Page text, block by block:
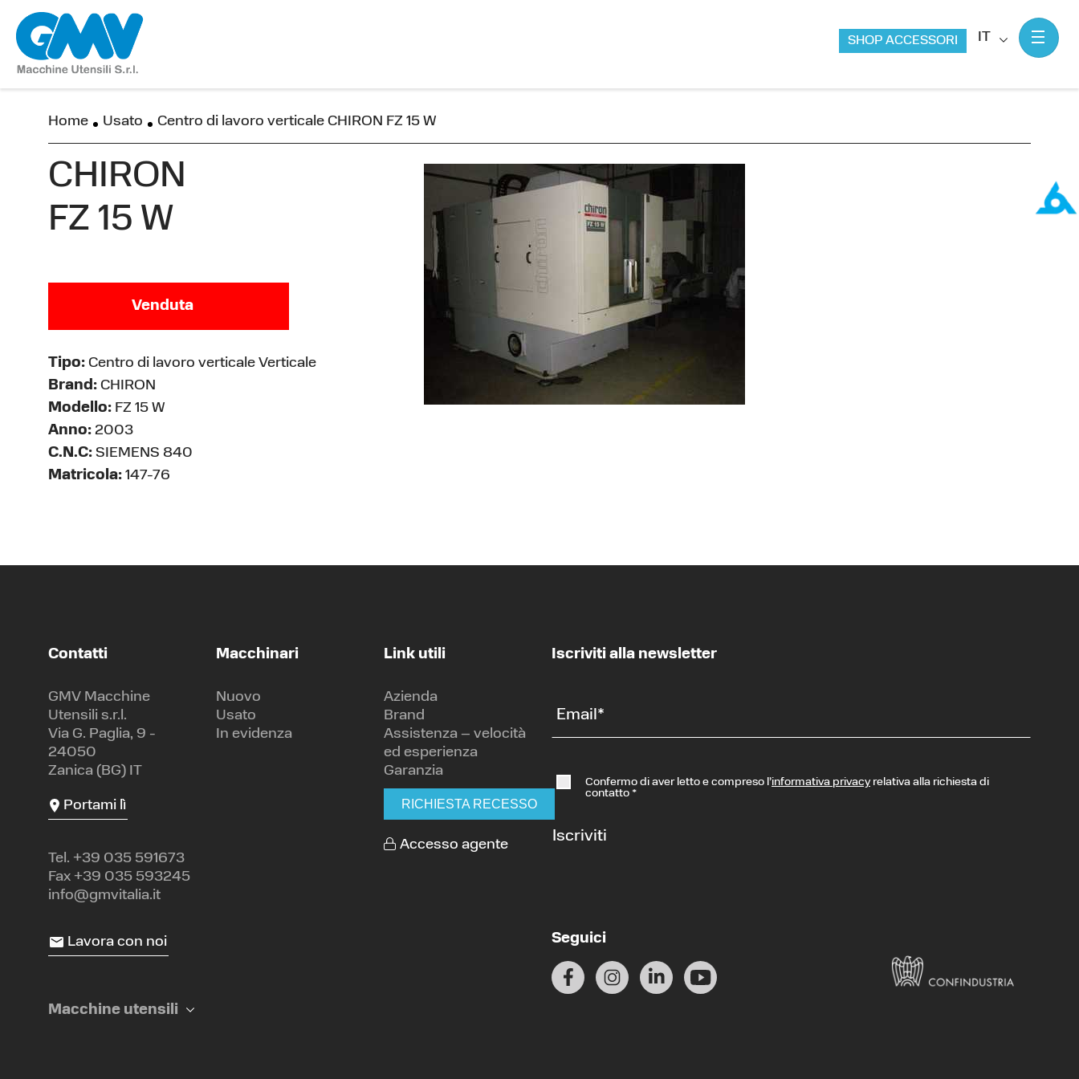
IT
SHOP ACCESSORI
Home Usato Centro di lavoro verticale CHIRON FZ 15 W
CHIRON
FZ 15 W
Venduta
Tipo: Centro di lavoro verticale Verticale
Brand: CHIRON
Modello: FZ 15 W
Anno: 2003
C.N.C: SIEMENS 840
Matricola: 147-76
Contatti
GMV Macchine
Utensili s.r.l.
Via G. Paglia, 9 -
24050
Zanica (BG) IT
Portami lì
Tel. +39 035 591673
Fax +39 035 593245
info@gmvitalia.it
Lavora con noi
Macchinari
Nuovo
Usato
In evidenza
Link utili
Azienda
Brand
Assistenza – velocità
ed esperienza
Garanzia
RICHIESTA RECESSO
Accesso agente
Iscriviti alla newsletter
Email*
Confermo di aver letto e compreso l’informativa privacyrelativa alla richiesta di
contatto *
Iscriviti
Seguici
Macchine utensili